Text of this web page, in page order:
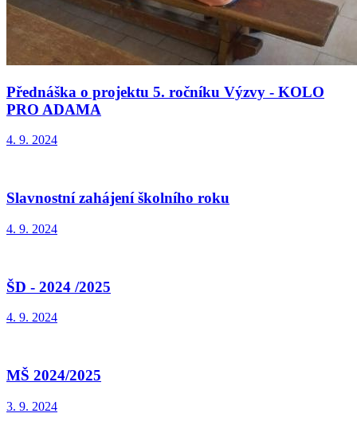
Přednáška o projektu 5. ročníku Výzvy - KOLO
PRO ADAMA
4. 9. 2024
Slavnostní zahájení školního roku
4. 9. 2024
ŠD - 2024 /2025
4. 9. 2024
MŠ 2024/2025
3. 9. 2024